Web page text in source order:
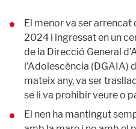
El menor va ser arrencat
2024 i ingressat en un
de la Direcció General
l’Adolescència (DGAIA)
mateix any, va ser
se li va prohibir veure o
El nen ha mantingut